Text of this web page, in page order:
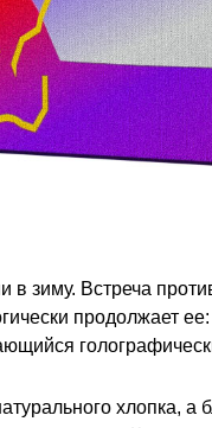
в зиму. Встреча
продолжает
хлопка, а